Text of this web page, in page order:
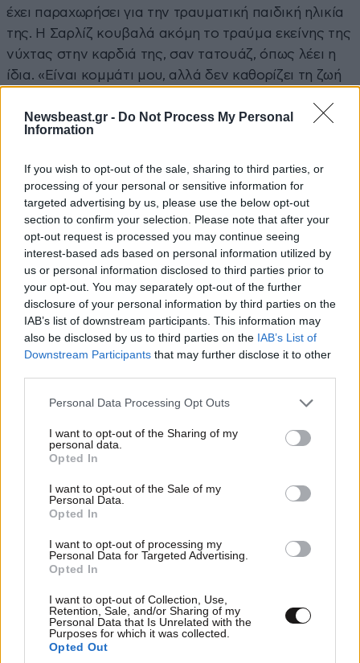
Newsbeast.gr - Do Not Process My Personal
Information
If you wish to opt-out of the sale, sharing to third parties, or
processing of your personal or sensitive information for
targeted advertising by us, please use the below opt-out
section to confirm your selection. Please note that after your
opt-out request is processed you may continue seeing
interest-based ads based on personal information utilized by
us or personal information disclosed to third parties prior to
your opt-out. You may separately opt-out of the further
disclosure of your personal information by third parties on the
IAB’s list of downstream participants. This information may
also be disclosed by us to third parties on the IAB’s List of
Downstream Participants that may further disclose it to other
Please note that this website/app uses one or more Google
not limited to your visit or usage behaviour. You may click to
grant or deny consent to Google and its third-party tags to
use your data for below specified purposes in below Google
consent section.
Personal Data Processing Opt Outs
I want to opt-out of the Sharing of my
personal data.
Opted In
I want to opt-out of the Sale of my
Personal Data.
Opted In
I want to opt-out of processing my
Personal Data for Targeted Advertising.
Opted In
I want to opt-out of Collection, Use,
Retention, Sale, and/or Sharing of my
Personal Data that Is Unrelated with the
Purposes for which it was collected.
Opted Out
έχει παραχωρήσει για την τραυματική παιδική ηλικία
της. Η Σαρλίζ κουβαλά ακόμη το τραύμα εκείνης της
νύχτας στην καρδιά της, σαν τατουάζ, όπως λέει η
ίδια. «Είναι κομμάτι μου, αλλά δεν καθορίζει τη ζωή
έχει περάσει τη ζωή της υποφέροντας. «Έχω μια
απίστευτη ζωή. Αγαπάω τη δουλειά μου, έχω
Αν ο χρόνος μπορούσε να γυρίσει
πίσω…
αυτό που ακολουθεί είναι… πρέπει να βρεις πού
θέλεις εσύ ο ίδιος να βρεθείς και πώς θέλεις να σε
βλέπουν οι άνθρωποι σε αυτόν τον κόσμο. Είχα έναν
γονιό που με καθοδήγησε στη θλίψη, το σοκ και την
που περνάει κάποιος που… που περνά κάτι τέτοιο.
Αλλά στην πραγματικότητα με καθοδήγησε για να μη
γίνω θύμα και να μην περάσει τη ζωή μου ως θύμα.